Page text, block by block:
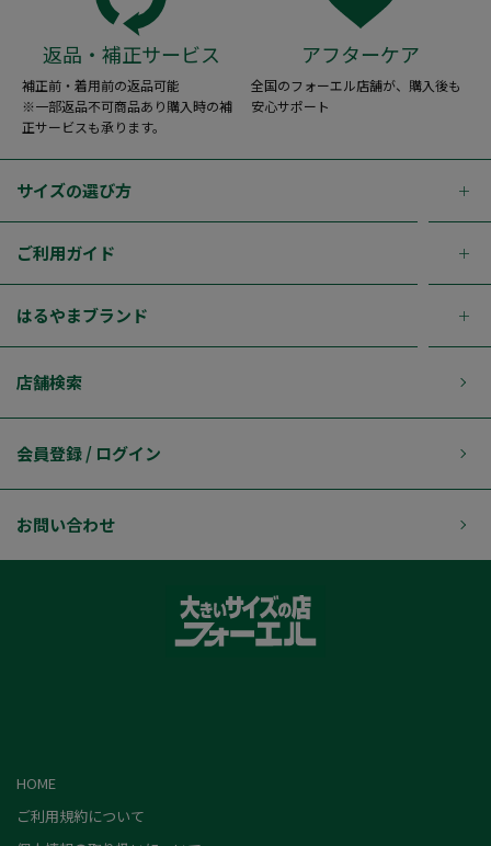
返品・補正サービス
補正前・着用前の返品可能
※一部返品不可商品あり購入時の補
正サービスも承ります。
アフターケア
全国のフォーエル店舗が、購入後も
安心サポート
サイズの選び方
ご利用ガイド
はるやまブランド
店舗検索
会員登録 / ログイン
お問い合わせ
HOME
ご利用規約について